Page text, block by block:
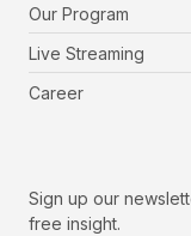
Our Program
Live Streaming
Career
Sign up our
free insight.